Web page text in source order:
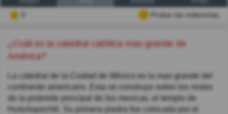
Probar las inderectas
¿Cuál es la catedral católica mas grande de
América?
La catedral de la Ciudad de México es la mas grande del
continente americano. Esta se construyo sobre los restos
de la pirámide principal de los mexicas, el templo de
Huitzilopochtli. Su primera piedra fue colocada por el